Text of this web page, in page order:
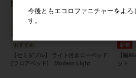
【セミダブル】 ライト付きローベッド
[フロアベッド] Modern Light
【幅
ット
今後ともエコロファニチャーをよろ
す。